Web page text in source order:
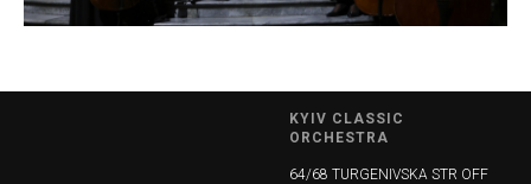
KYIV CLASSIC
ORCHESTRA
64/68 TURGENIVSKA STR OFF